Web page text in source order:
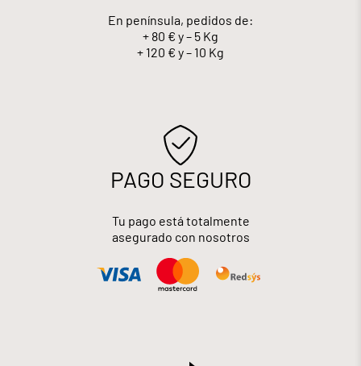
En península, pedidos de:
+ 80 € y – 5 Kg
+ 120 € y – 10 Kg
PAGO SEGURO
Tu pago está totalmente
asegurado con nosotros